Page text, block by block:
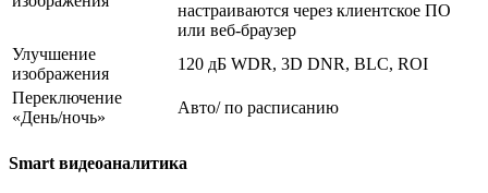
настраиваются через клиентское ПО
или веб-браузер
Улучшение
изображения
120 дБ WDR, 3D DNR, BLC, ROI
Переключение
«День/ночь»
Авто/ по расписанию
Smart видеоаналитика